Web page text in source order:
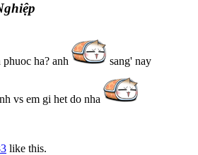
ha? anh sang' nay
vs em gi het do nha
like this.